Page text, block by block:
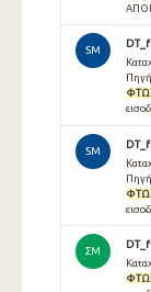
SM
SM
ΣΜ